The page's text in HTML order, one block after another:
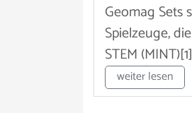
Geomag Sets
Spielzeuge,
STEM
magnetische...
weiter lesen